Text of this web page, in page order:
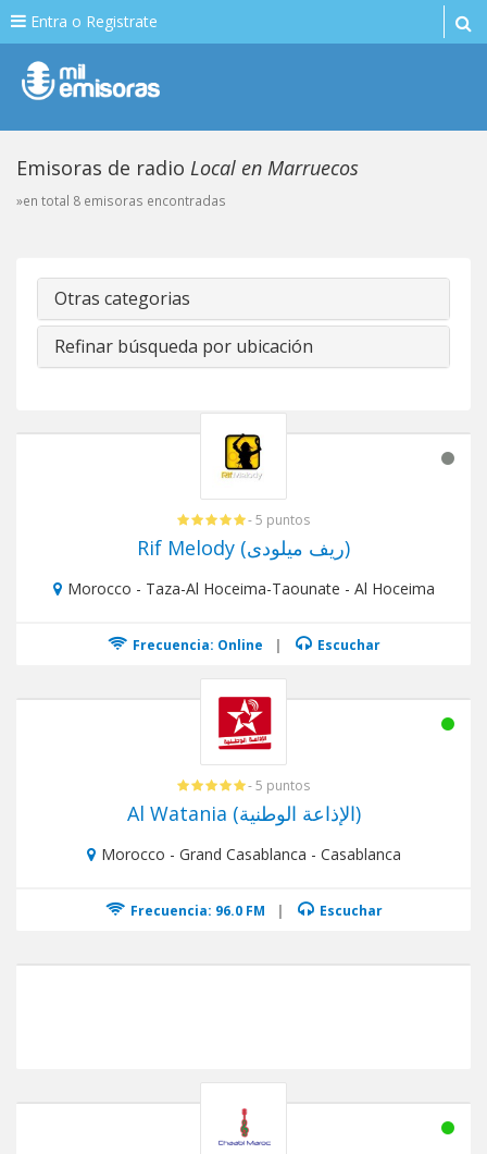
Entra o Registrate
Emisoras de radio Local en Marruecos
»en total 8 emisoras encontradas
Otras categorias
Refinar búsqueda por ubicación
- 5 puntos
Rif Melody (ريف ميلودى)
Morocco - Taza-Al Hoceima-Taounate - Al Hoceima
Frecuencia: Online | Escuchar
- 5 puntos
Al Watania (الإذاعة الوطنية)
Morocco - Grand Casablanca - Casablanca
Frecuencia: 96.0 FM | Escuchar